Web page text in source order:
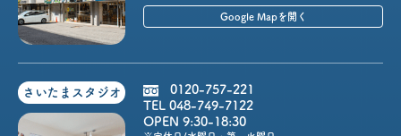
Google Mapを開く
さいたまスタジオ
0120-757-221
TEL 048-749-7122
OPEN 9:30-18:30